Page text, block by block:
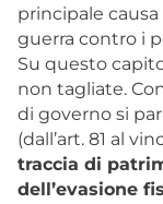
principale
guerra contro i
Su questo
non tagliate.
di governo si
(dall’art. 81 al
traccia di
dell’evasione